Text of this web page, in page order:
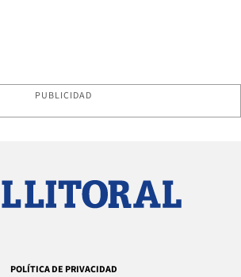
PUBLICIDAD
POLÍTICA DE PRIVACIDAD